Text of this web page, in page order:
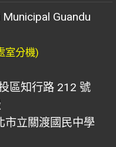
Municipal Guandu
室分機)
區知行路 212 號
市立關渡國民中學